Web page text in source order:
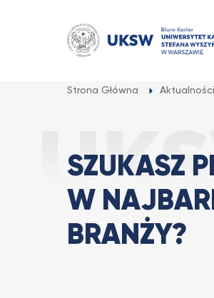
Strona Główna Aktualności
SZUKASZ
W
BRANŻY?